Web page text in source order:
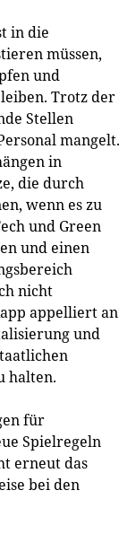
in die
müssen,
und
Trotz der
Stellen
mangelt.
in
die durch
wenn es zu
und Green
und einen
nicht
appelliert an
und
halten.
für
Spielregeln
erneut das
bei den